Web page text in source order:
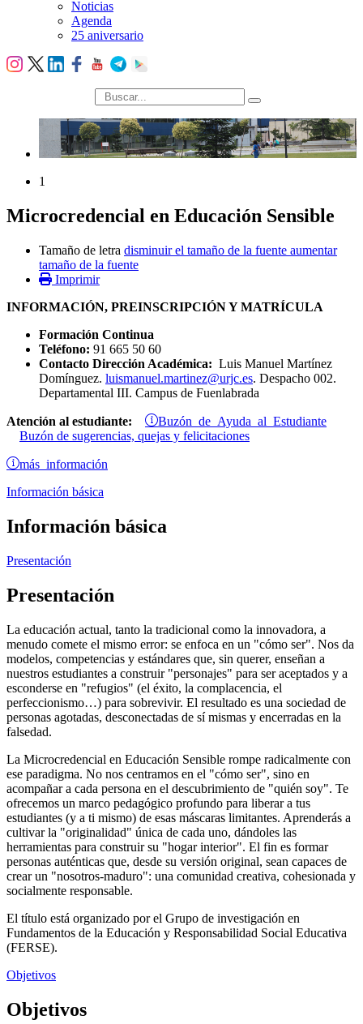
Noticias
Agenda
25 aniversario
búsqueda
1
Microcredencial en Educación Sensible
Tamaño de letra disminuir el tamaño de la fuente aumentar
tamaño de la fuente
Imprimir
INFORMACIÓN, PREINSCRIPCIÓN Y MATRÍCULA
Formación Continua
Teléfono: 91 665 50 60
Contacto Dirección Académica: Luis Manuel Martínez
Domínguez. luismanuel.martinez@urjc.es. Despacho 002.
Departamental III. Campus de Fuenlabrada
Atención al estudiante: Buzón de Ayuda al Estudiante
Buzón de sugerencias, quejas y felicitaciones
más información
Información básica
Información básica
Presentación
Presentación
La educación actual, tanto la tradicional como la innovadora, a
menudo comete el mismo error: se enfoca en un "cómo ser". Nos da
modelos, competencias y estándares que, sin querer, enseñan a
nuestros estudiantes a construir "personajes" para ser aceptados y a
esconderse en "refugios" (el éxito, la complacencia, el
perfeccionismo…) para sobrevivir. El resultado es una sociedad de
personas agotadas, desconectadas de sí mismas y encerradas en la
falsedad.
La Microcredencial en Educación Sensible rompe radicalmente con
ese paradigma. No nos centramos en el "cómo ser", sino en
acompañar a cada persona en el descubrimiento de "quién soy". Te
ofrecemos un marco pedagógico profundo para liberar a tus
estudiantes (y a ti mismo) de esas máscaras limitantes. Aprenderás a
cultivar la "originalidad" única de cada uno, dándoles las
herramientas para construir su "hogar interior". El fin es formar
personas auténticas que, desde su versión original, sean capaces de
crear un "nosotros-maduro": una comunidad creativa, cohesionada y
socialmente responsable.
El título está organizado por el Grupo de investigación en
Fundamentos de la Educación y Responsabilidad Social Educativa
(FERSE).
Objetivos
Objetivos